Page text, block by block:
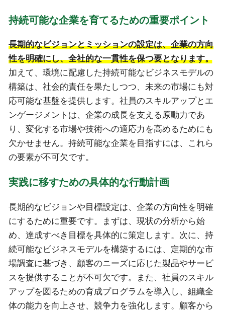
持続可能な企業を育てるための重要ポイント
長期的なビジョンとミッションの設定は、企業の方向
性を明確にし、全社的な一貫性を保つ要となります。
加えて、環境に配慮した持続可能なビジネスモデルの
構築は、社会的責任を果たしつつ、未来の市場にも対
応可能な基盤を提供します。社員のスキルアップとエ
ンゲージメントは、企業の成長を支える原動力であ
り、変化する市場や技術への適応力を高めるためにも
欠かせません。持続可能な企業を目指すには、これら
の要素が不可欠です。
実践に移すための具体的な行動計画
長期的なビジョンや目標設定は、企業の方向性を明確
にするために重要です。まずは、現状の分析から始
め、達成すべき目標を具体的に策定します。次に、持
続可能なビジネスモデルを構築するには、定期的な市
場調査に基づき、顧客のニーズに応じた製品やサービ
スを提供することが不可欠です。また、社員のスキル
アップを図るための育成プログラムを導入し、組織全
体の能力を向上させ、競争力を強化します。顧客から